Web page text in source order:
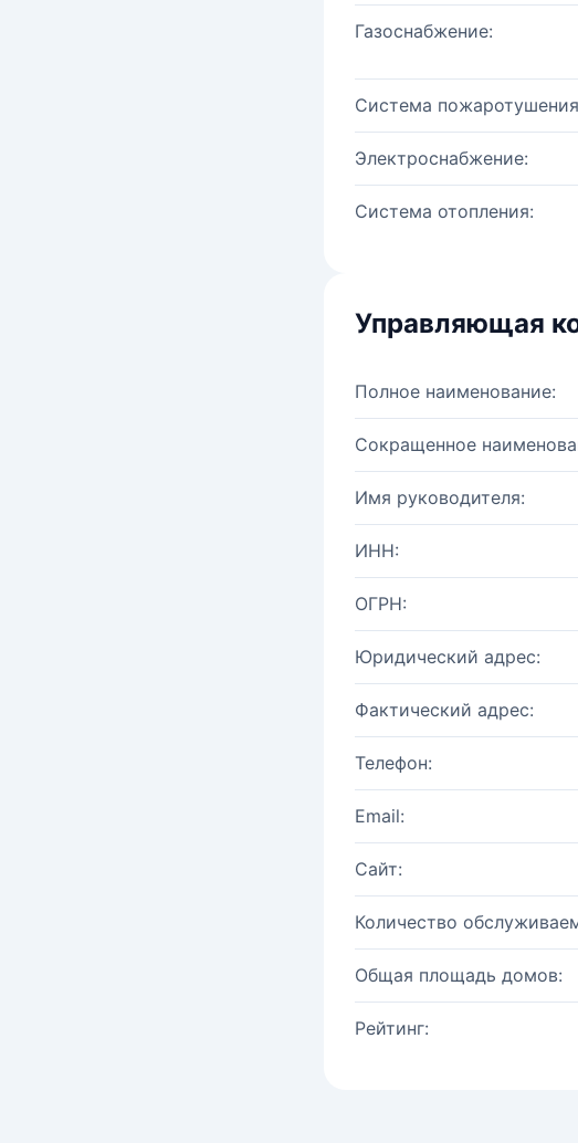
Газоснабжение:
Система
Электроснабжение:
Система отопления:
Управляющая
Полное наименование:
Сокращенное
Имя руководителя:
ИНН:
ОГРН:
Юридический адрес:
Фактический адрес:
Телефон:
Email:
Сайт:
Количество
Общая площадь домов:
Рейтинг: